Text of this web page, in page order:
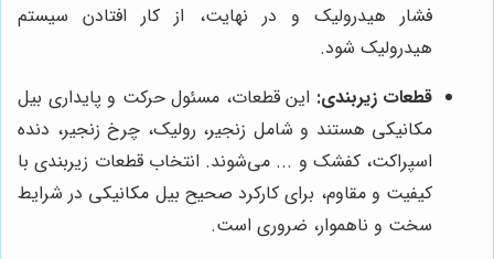
فشار هیدرولیک و در نهایت، از کار افتادن سیستم
هیدرولیک شود.
قطعات زیربندی: این قطعات، مسئول حرکت و پایداری بیل
مکانیکی هستند و شامل زنجیر، رولیک، چرخ زنجیر، دنده
اسپراکت، کفشک و ... می‌شوند. انتخاب قطعات زیربندی با
کیفیت و مقاوم، برای کارکرد صحیح بیل مکانیکی در شرایط
سخت و ناهموار، ضروری است.